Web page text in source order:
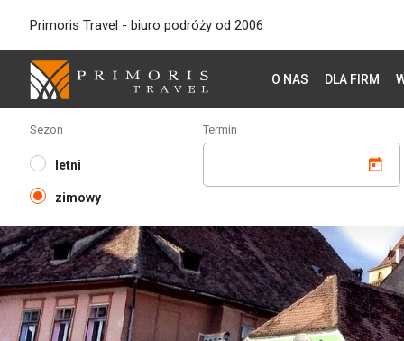
Primoris Travel - biuro podróży od 2006
O NAS DLA FIRM
Sezon
letni
zimowy
Termin